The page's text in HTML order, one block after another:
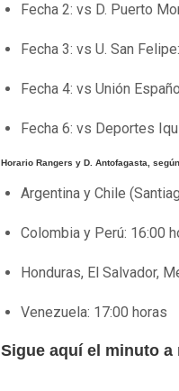
Fecha 2: vs D. Puerto
Fecha 3: vs U. San
Fecha 4: vs Unión
Fecha 6: vs Deportes
Horario Rangers y D. Antofagasta,
Argentina y Chile
Colombia y Perú: 16:00
Honduras, El Salvador,
Venezuela: 17:00 horas
Sigue aquí el minuto a